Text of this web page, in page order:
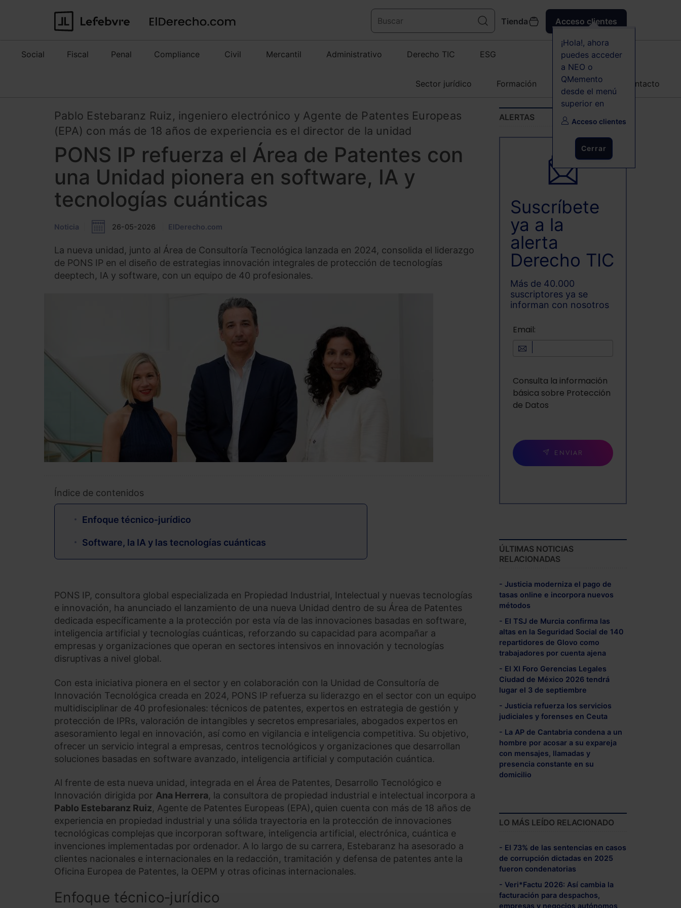
Tienda Acceso clientes
¡Hola!, ahora
puedes acceder
a NEO o
QMemento
desde el menú
superior en
Acceso clientes
Cerrar
Social Fiscal Penal Compliance Civil Mercantil Administrativo Derecho TIC ESG
Sector jurídico Formación Agenda Contacto
Pablo Estebaranz Ruiz, ingeniero electrónico y Agente de Patentes Europeas
(EPA) con más de 18 años de experiencia es el director de la unidad
PONS IP refuerza el Área de Patentes con
una Unidad pionera en software, IA y
tecnologías cuánticas
Noticia 26-05-2026 ElDerecho.com
La nueva unidad, junto al Área de Consultoría Tecnológica lanzada en 2024, consolida el liderazgo
de PONS IP en el diseño de estrategias innovación integrales de protección de tecnologías
deeptech, IA y software, con un equipo de 40 profesionales.
Índice de contenidos
Enfoque técnico‑jurídico
Software, la IA y las tecnologías cuánticas
PONS IP, consultora global especializada en Propiedad Industrial, Intelectual y nuevas tecnologías
e innovación, ha anunciado el lanzamiento de una nueva Unidad dentro de su Área de Patentes
dedicada específicamente a la protección por esta vía de las innovaciones basadas en software,
inteligencia artificial y tecnologías cuánticas, reforzando su capacidad para acompañar a
empresas y organizaciones que operan en sectores intensivos en innovación y tecnologías
disruptivas a nivel global.
Con esta iniciativa pionera en el sector y en colaboración con la Unidad de Consultoría de
Innovación Tecnológica creada en 2024, PONS IP refuerza su liderazgo en el sector con un equipo
multidisciplinar de 40 profesionales: técnicos de patentes, expertos en estrategia de gestión y
protección de IPRs, valoración de intangibles y secretos empresariales, abogados expertos en
asesoramiento legal en innovación, así como en vigilancia e inteligencia competitiva. Su objetivo,
ofrecer un servicio integral a empresas, centros tecnológicos y organizaciones que desarrollan
soluciones basadas en software avanzado, inteligencia artificial y computación cuántica.
Al frente de esta nueva unidad, integrada en el Área de Patentes, Desarrollo Tecnológico e
Innovación dirigida por Ana Herrera, la consultora de propiedad industrial e intelectual incorpora a
Pablo Estebaranz Ruiz, Agente de Patentes Europeas (EPA), quien cuenta con más de 18 años de
experiencia en propiedad industrial y una sólida trayectoria en la protección de innovaciones
tecnológicas complejas que incorporan software, inteligencia artificial, electrónica, cuántica e
invenciones implementadas por ordenador. A lo largo de su carrera, Estebaranz ha asesorado a
clientes nacionales e internacionales en la redacción, tramitación y defensa de patentes ante la
Oficina Europea de Patentes, la OEPM y otras oficinas internacionales.
Enfoque técnico‑jurídico
ALERTAS
Suscríbete
ya a la
alerta
Derecho TIC
Más de 40.000
suscriptores ya se
informan con nosotros
Email:
Consulta la información
básica sobre Protección
de Datos
ENVIAR
ÚLTIMAS NOTICIAS
RELACIONADAS
- Justicia moderniza el pago de
tasas online e incorpora nuevos
métodos
- El TSJ de Murcia confirma las
altas en la Seguridad Social de 140
repartidores de Glovo como
trabajadores por cuenta ajena
- El XI Foro Gerencias Legales
Ciudad de México 2026 tendrá
lugar el 3 de septiembre
- Justicia refuerza los servicios
judiciales y forenses en Ceuta
- La AP de Cantabria condena a un
hombre por acosar a su expareja
con mensajes, llamadas y
presencia constante en su
domicilio
LO MÁS LEÍDO RELACIONADO
- El 73% de las sentencias en casos
de corrupción dictadas en 2025
fueron condenatorias
- Veri*Factu 2026: Así cambia la
facturación para despachos,
empresas y negocios autónomos